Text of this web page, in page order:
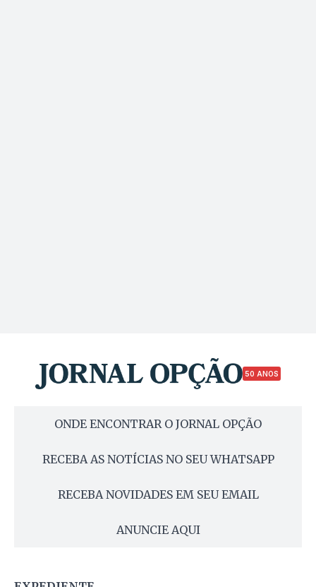
50 ANOS
ONDE ENCONTRAR O JORNAL OPÇÃO
RECEBA AS NOTÍCIAS NO SEU WHATSAPP
RECEBA NOVIDADES EM SEU EMAIL
ANUNCIE AQUI